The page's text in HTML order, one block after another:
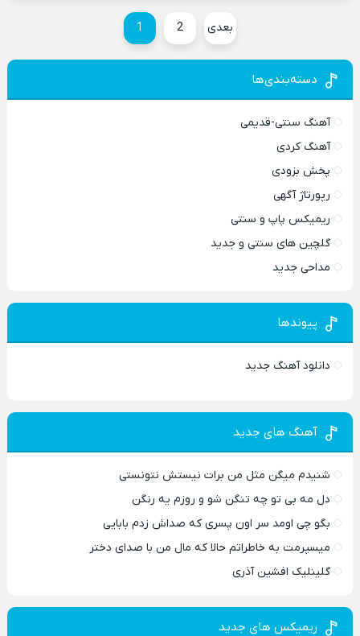
1 2 بعدی
دسته‌بندی‌ها
آهنگ سنتی-قدیمی
آهنگ کردی
پخش بزودی
رپورتاژ آگهی
ریمیکس پاپ و سنتی
گلچین های سنتی و جدید
مداحی جدید
پیوندها
دانلود آهنگ جدید
آهنگ های جدید
شنیدم میگن مثل من برات نیستش نتونستی
دل مه بی تو چه تنگن شو و روزم یه رنگن
بگو چی اومد سر اون پسری که صداش زدم بابایی
میسپرمت به خاطراتم حالا که مال من با صدای دختر
گلینلیک افشین آذری
ریمیکس های جدید